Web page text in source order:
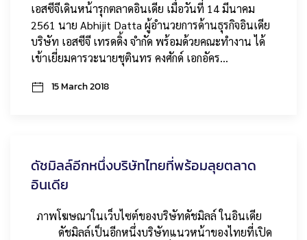
เอสซีจีเดินหน้ารุกตลาดอินเดีย เมื่อวันที่ 14 มีนาคม
2561 นาย Abhijit Datta ผู้อำนวยการด้านธุรกิจอินเดีย
บริษัท เอสซีจี เทรดดิ้ง จำกัด พร้อมด้วยคณะทำงาน ได้
เข้าเยี่ยมคารวะนายชุตินทร คงศักด์ เอกอัคร…
15 March 2018
ดัชมิลล์อีกหนึ่งบริษัทไทยที่พร้อมลุยตลาด
อินเดีย
ภาพโฆษณาในเว็บไซต์ของบริษัทดัชมิลล์ ในอินเดีย
ดัชมิลล์เป็นอีกหนึ่งบริษัทแนวหน้าของไทยที่เปิด